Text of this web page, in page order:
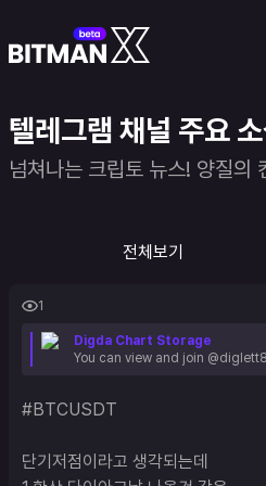
텔레그램 채널 주요 소
넘쳐나는 크립토 뉴스! 양질의
전체보기
1
Digda Chart Storage
You can view and join
#BTCUSDT
단기저점이라고 생각되는데